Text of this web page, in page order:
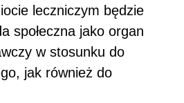
leczniczym będzie
społeczna jako organ
w stosunku do
jak również do